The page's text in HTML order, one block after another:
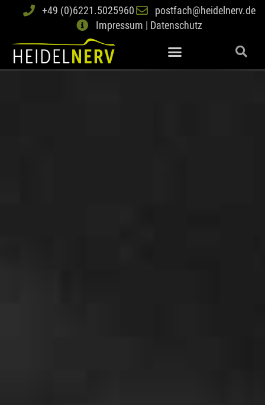
+49 (0)6221.5025960
postfach@heidelnerv.de
Impressum | Datenschutz